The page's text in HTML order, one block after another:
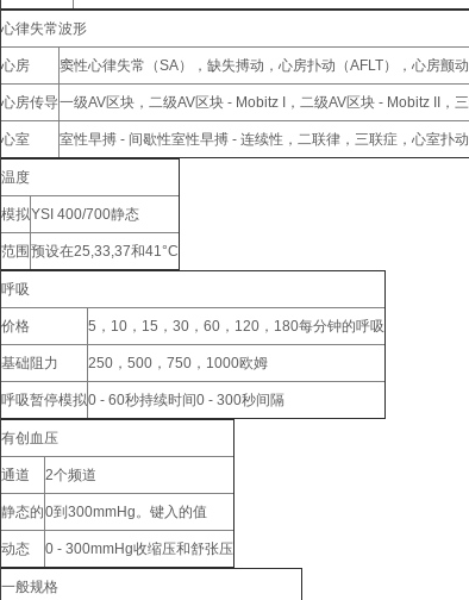
心律失常波形
心房 窦性心律失常（SA），缺失搏动，心房扑动（AFLT），心房颤
心房传导一级AV区块，二级AV区块 - Mobitz I，二级AV区块 - Mobitz II
心室 室性早搏 - 间歇性室性早搏 - 连续性，二联律，三联症，心室扑
温度
模拟YSI 400/700静态
范围 预设在25,33,37和41°C
呼吸
价格 5，10，15，30，60，120，180每分钟的呼吸
基础阻力 250，500，750，1000欧姆
呼吸暂停模拟0 - 60秒持续时间0 - 300秒间隔
有创血压
通道 2个频道
静态的0到300mmHg。键入的值
动态 0 - 300mmHg收缩压和舒张压
一般规格